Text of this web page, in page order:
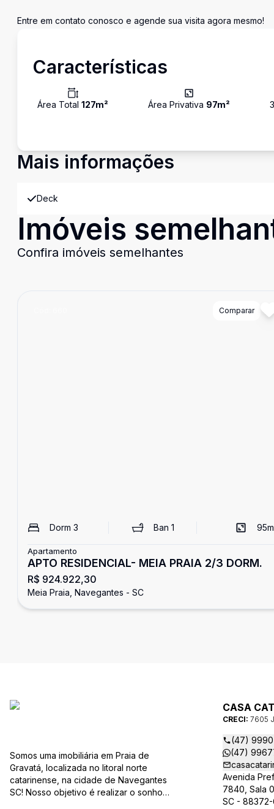
Entre em contato conosco e agende sua visita agora mesmo!
Características
Área Total 127m² Área Privativa 97m²
Mais informações
Deck
Imóveis
Confira imóveis semelhantes
Comparar
Dorm 3 Ban 1 95
Apartamento
APTO RESIDENCIAL- MEIA PRAIA 2/3 DORM.
R$ 924.922,30
Meia Praia, Navegantes - SC
Somos uma imobiliária em Praia de
Gravatá, localizada no litoral norte
catarinense, na cidade de Navegantes
SC! Nosso objetivo é realizar o sonho
CASA
CRECI: 7605 J
(47)
(47)
Avenida
7840, Sala
SC - 88372-